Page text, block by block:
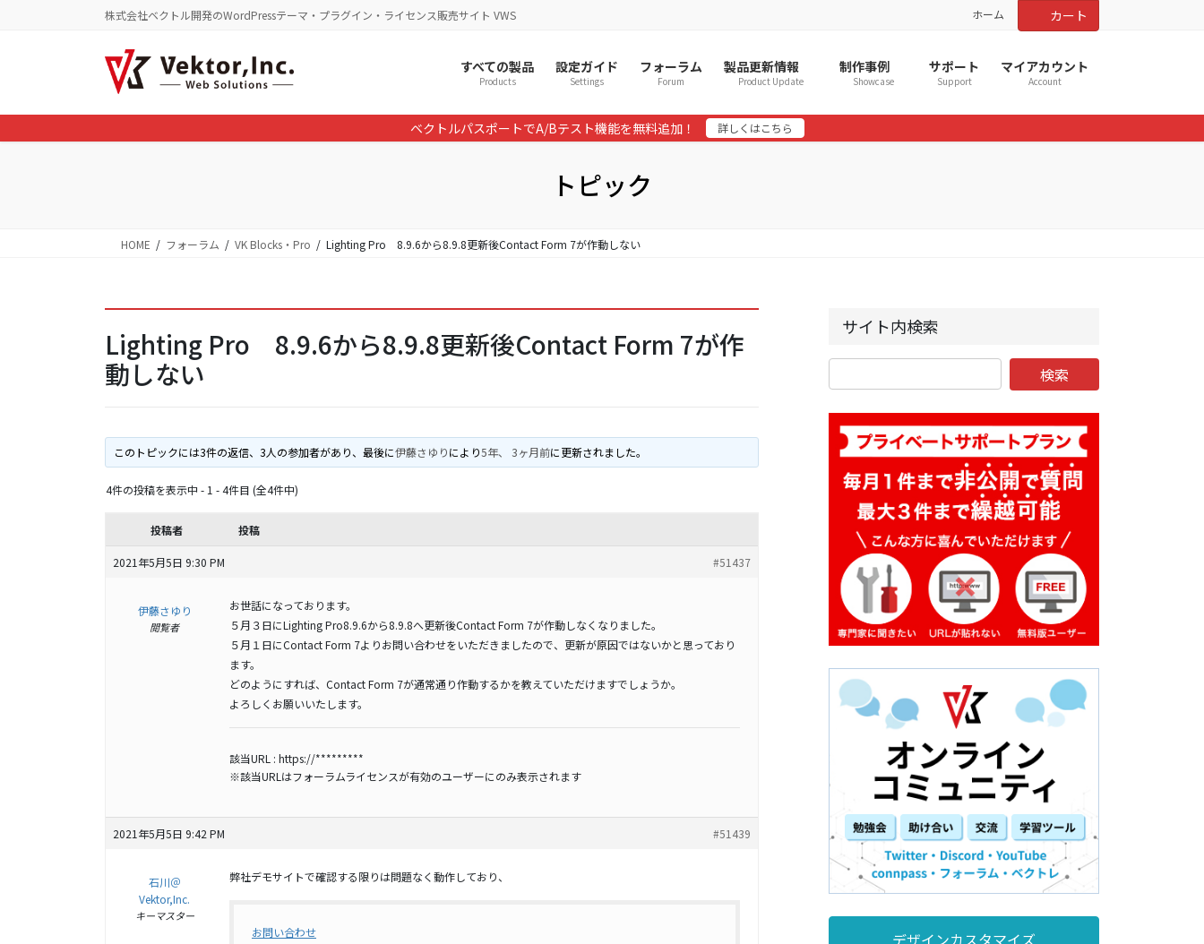
に
移
ョ
ン
株式会社ベクトル開発のWordPressテーマ・プラグイン・ライセンス販売サイト VWS ホーム カート
すべての製品
Products
設定ガイド
Settings
フォーラム
Forum
製品更新情報
Product Update
制作事例
Showcase
サポート
Support
マイアカウント
Account
ベクトルパスポートでA/Bテスト機能を無料追加！ 詳しくはこちら
トピック
HOME フォーラム VK Blocks・Pro Lighting Pro 8.9.6から8.9.8更新後Contact Form 7が作動しない
Lighting Pro 8.9.6から8.9.8更新後Contact Form 7が作
動しない
このトピックには3件の返信、3人の参加者があり、最後に伊藤さゆりにより5年、 3ヶ月前に更新されました。
4件の投稿を表示中 - 1 - 4件目 (全4件中)
投稿者 投稿
2021年5月5日 9:30 PM #51437
伊藤さゆり
閲覧者
お世話になっております。
５月３日にLighting Pro8.9.6から8.9.8へ更新後Contact Form 7が作動しなくなりました。
５月１日にContact Form 7よりお問い合わせをいただきましたので、更新が原因ではないかと思っており
ます。
どのようにすれば、Contact Form 7が通常通り作動するかを教えていただけますでしょうか。
よろしくお願いいたします。
該当URL : https://*********
※該当URLはフォーラムライセンスが有効のユーザーにのみ表示されます
2021年5月5日 9:42 PM #51439
石川＠
Vektor,Inc.
キーマスター
弊社デモサイトで確認する限りは問題なく動作しており、
お問い合わせ
サイト内検索
デザインカスタマイズ